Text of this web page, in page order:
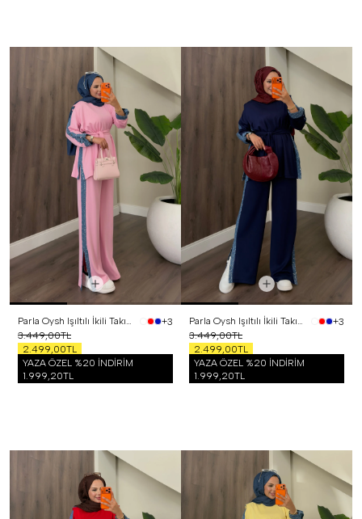
Parla Oysh Işıltılı İkili Takım Pembe
+3
3.449,00TL
2.499,00TL
YAZA ÖZEL %20 İNDİRİM
1.999,20TL
Parla Oysh Işıltılı İkili Takım Lacivert
+3
3.449,00TL
2.499,00TL
YAZA ÖZEL %20 İNDİRİM
1.999,20TL